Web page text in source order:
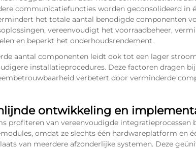
communicatiefuncties worden geconsolideerd in
het totale aantal benodigde componenten
vereenvoudigt het voorraadbeheer,
en beperkt het onderhoudsrendement.
aantal componenten leidt ook tot een lager
installatieprocedures. Deze factoren dragen
verbetert door verminderde
ontwikkeling en
profiteren van vereenvoudigde integratieprocessen
omdat ze slechts één hardwareplatform en
van meerdere afzonderlijke systemen. Deze